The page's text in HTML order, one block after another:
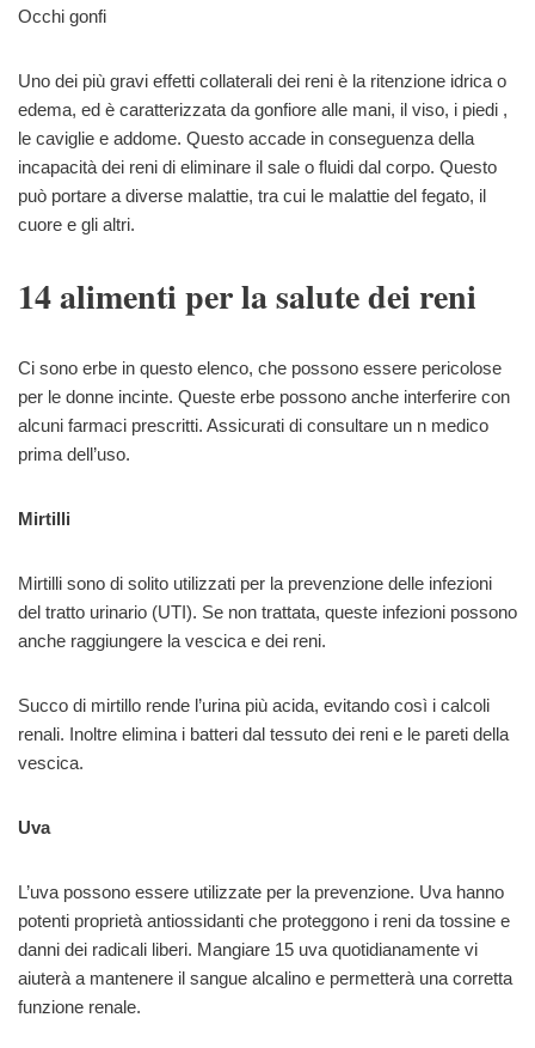
Occhi gonfi
Uno dei più gravi effetti collaterali dei reni è la ritenzione idrica o
edema, ed è caratterizzata da gonfiore alle mani, il viso, i piedi ,
le caviglie e addome. Questo accade in conseguenza della
incapacità dei reni di eliminare il sale o fluidi dal corpo. Questo
può portare a diverse malattie, tra cui le malattie del fegato, il
cuore e gli altri.
14 alimenti per la salute dei reni
Ci sono erbe in questo elenco, che possono essere pericolose
per le donne incinte. Queste erbe possono anche interferire con
alcuni farmaci prescritti. Assicurati di consultare un n medico
prima dell’uso.
Mirtilli
Mirtilli sono di solito utilizzati per la prevenzione delle infezioni
del tratto urinario (UTI). Se non trattata, queste infezioni possono
anche raggiungere la vescica e dei reni.
Succo di mirtillo rende l’urina più acida, evitando così i calcoli
renali. Inoltre elimina i batteri dal tessuto dei reni e le pareti della
vescica.
Uva
L’uva possono essere utilizzate per la prevenzione. Uva hanno
potenti proprietà antiossidanti che proteggono i reni da tossine e
danni dei radicali liberi. Mangiare 15 uva quotidianamente vi
aiuterà a mantenere il sangue alcalino e permetterà una corretta
funzione renale.